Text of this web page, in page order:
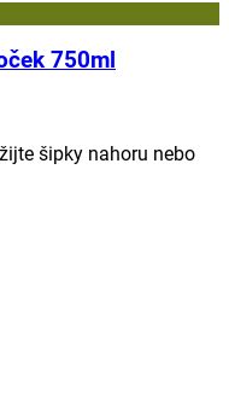
750ml
šipky nahoru nebo